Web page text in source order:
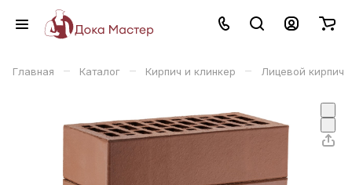
Главная – Каталог – Кирпич и клинкер – Лицевой кирпич